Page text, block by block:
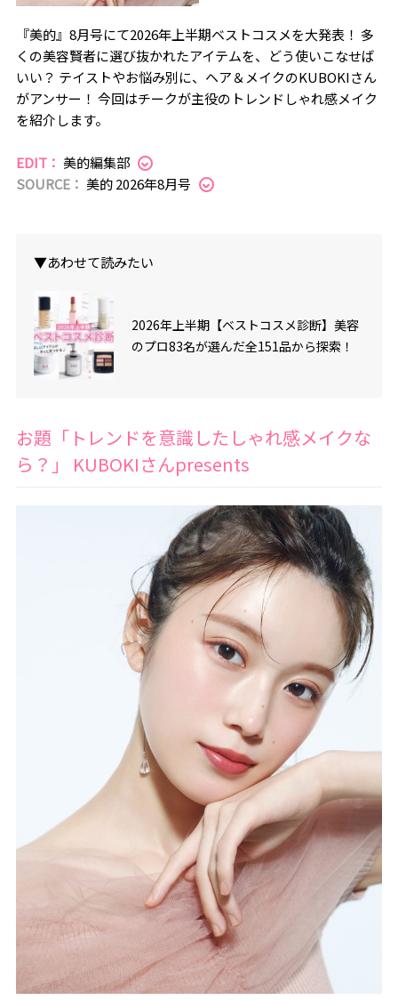
『美的』8月号にて2026年上半期ベストコスメを大発表！ 多
くの美容賢者に選び抜かれたアイテムを、どう使いこなせば
いい？ テイストやお悩み別に、ヘア＆メイクのKUBOKIさん
がアンサー！ 今回はチークが主役のトレンドしゃれ感メイク
を紹介します。
EDIT： 美的編集部
SOURCE： 美的 2026年8月号
▼あわせて読みたい
2026年上半期【ベストコスメ診断】美容
のプロ83名が選んだ全151品から探索！
お題「トレンドを意識したしゃれ感メイクな
ら？」 KUBOKIさんpresents